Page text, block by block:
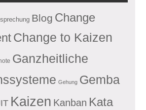
Blog Change
Change to Kaizen
Ganzheitliche
Gehung Gemba
Kaizen Kanban Kata